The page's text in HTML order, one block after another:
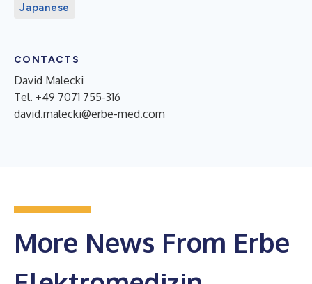
Japanese
CONTACTS
David Malecki
Tel. +49 7071 755-316
david.malecki@erbe-med.com
More News From Erbe